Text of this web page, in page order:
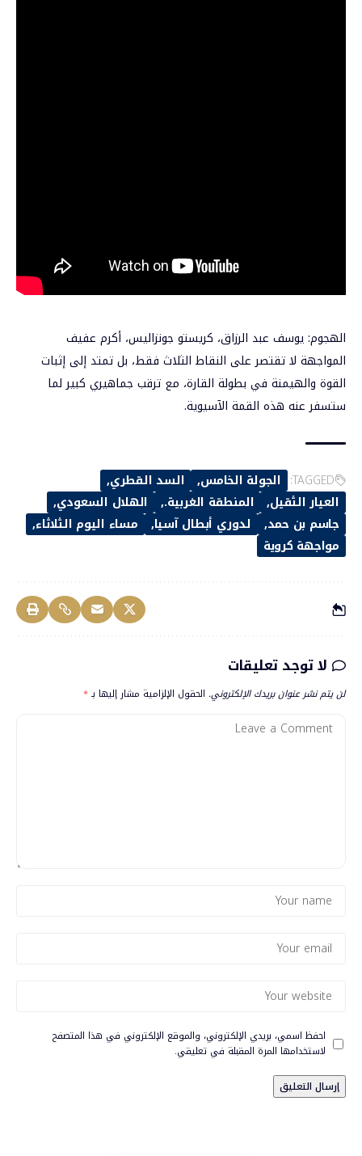
الهجوم: يوسف عبد الرزاق، كريستو جونزاليس، أكرم عفيف
المواجهة لا تقتصر على النقاط الثلاث فقط، بل تمتد إلى إثبات
القوة والهيمنة في بطولة القارة، مع ترقب جماهيري كبير لما
ستسفر عنه هذه القمة الآسيوية.
TAGGED: الجولة الخامس
السد القطري
العيار الثقيل
المنطقة الغربية.
الهلال السعودي
جاسم بن حمد
لدوري أبطال آسيا
مساء اليوم الثلاثاء
مواجهة كروية
لا توجد تعليقات
لن يتم نشر عنوان بريدك الإلكتروني. الحقول الإلزامية مشار إليها بـ*
احفظ اسمي، بريدي الإلكتروني، والموقع الإلكتروني في هذا المتصفح
لاستخدامها المرة المقبلة في تعليقي.